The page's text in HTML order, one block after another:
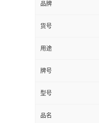
品牌
货号
用途
牌号
型号
品名